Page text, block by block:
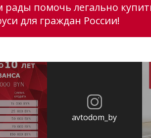
рады помочь легально
для граждан России!
avtodom_by